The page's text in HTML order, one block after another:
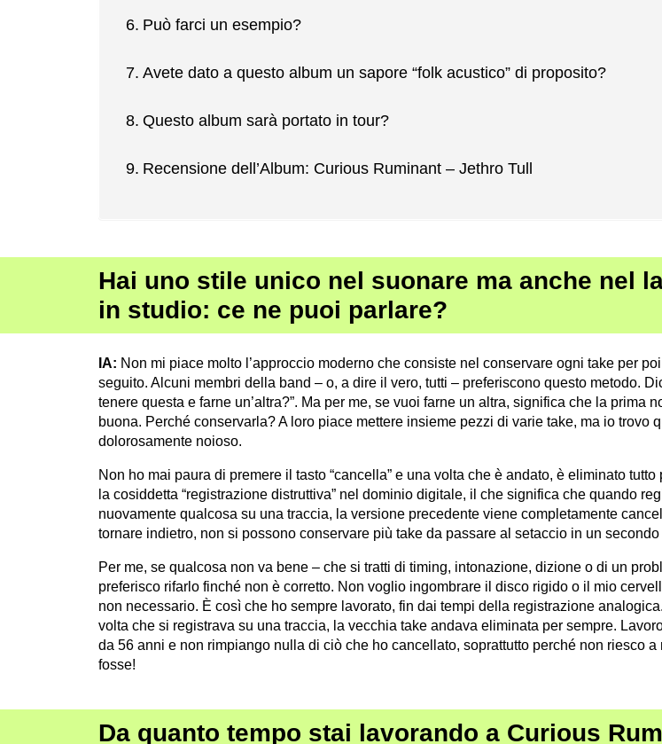
Può farci un esempio?
Avete dato a questo album un sapore “folk acustico” di proposito?
Questo album sarà portato in tour?
Recensione dell’Album: Curious Ruminant – Jethro Tull
Hai uno stile unico nel suonare ma anche nel
in studio: ce ne puoi parlare?
IA: Non mi piace molto l’approccio moderno che consiste nel conservare ogni take per
seguito. Alcuni membri della band – o, a dire il vero, tutti – preferiscono questo metodo.
tenere questa e farne un’altra?”. Ma per me, se vuoi farne un altra, significa che la prima
buona. Perché conservarla? A loro piace mettere insieme pezzi di varie take, ma io trovo
dolorosamente noioso.
Non ho mai paura di premere il tasto “cancella” e una volta che è andato, è eliminato tutto
la cosiddetta “registrazione distruttiva” nel dominio digitale, il che significa che quando
nuovamente qualcosa su una traccia, la versione precedente viene completamente
tornare indietro, non si possono conservare più take da passare al setaccio in un secondo
Per me, se qualcosa non va bene – che si tratti di timing, intonazione, dizione o di un
preferisco rifarlo finché non è corretto. Non voglio ingombrare il disco rigido o il mio
non necessario. È così che ho sempre lavorato, fin dai tempi della registrazione
volta che si registrava su una traccia, la vecchia take andava eliminata per sempre.
da 56 anni e non rimpiango nulla di ciò che ho cancellato, soprattutto perché non riesco a
fosse!
Da quanto tempo stai lavorando a Curious